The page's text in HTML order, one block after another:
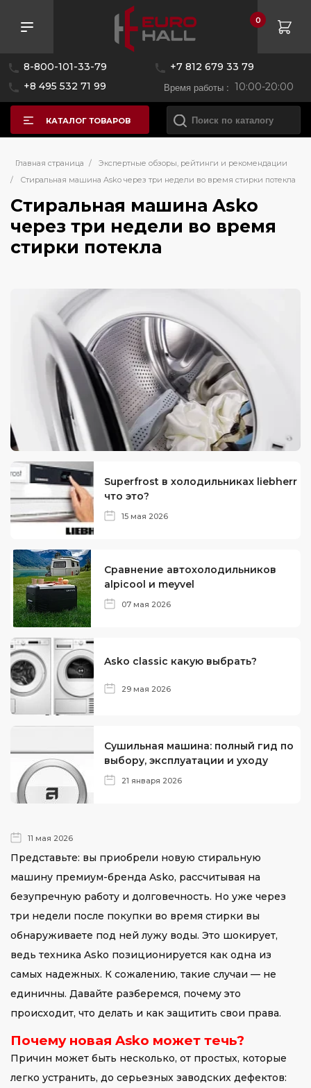
8-800-101-33-79
+7 812 679 33 79
+8 495 532 71 99
Время работы : 10:00-20:00
0
КАТАЛОГ ТОВАРОВ
Главная страница /
Экспертные обзоры, рейтинги и рекомендации
/
Стиральная машина Asko через три недели во время стирки потекла
Стиральная машина Asko
через три недели во время
стирки потекла
Superfrost в холодильниках liebherr
что это?
15 мая 2026
Сравнение автохолодильников
alpicool и meyvel
07 мая 2026
Asko classic какую выбрать?
29 мая 2026
Сушильная машина: полный гид по
выбору, эксплуатации и уходу
21 января 2026
11 мая 2026
Представьте: вы приобрели новую стиральную
машину премиум-бренда Asko, рассчитывая на
безупречную работу и долговечность. Но уже через
три недели после покупки во время стирки вы
обнаруживаете под ней лужу воды. Это шокирует,
ведь техника Asko позиционируется как одна из
самых надежных. К сожалению, такие случаи — не
единичны. Давайте разберемся, почему это
происходит, что делать и как защитить свои права.
Почему новая Asko может течь?
Причин может быть несколько, от простых, которые
легко устранить, до серьезных заводских дефектов: